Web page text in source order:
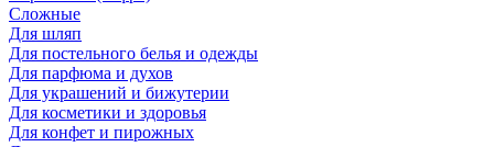
Сложные
Для шляп
Для постельного белья и одежды
Для парфюма и духов
Для украшений и бижутерии
Для косметики и здоровья
Для конфет и пирожных